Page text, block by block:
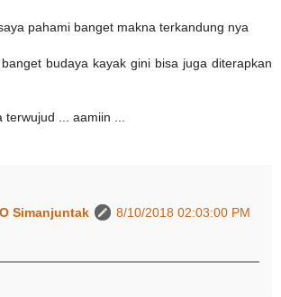
pahami banget makna terkandung nya
budaya kayak gini bisa juga diterapkan
terwujud ... aamiin ...
Simanjuntak
8/10/2018 02:03:00 PM